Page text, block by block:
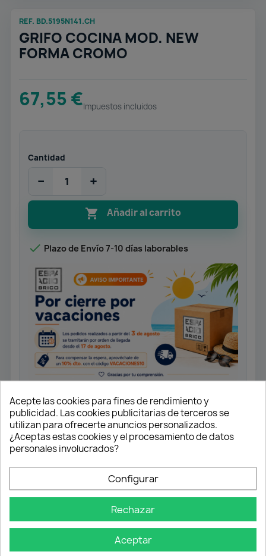
REF. BD.5195N141.CH
GRIFO COCINA MOD. NEW
FORMA CROMO
67,55 €Impuestos incluidos
Cantidad
− +
 Añadir al carrito
 Plazo de Envío 7-10 días laborables
Monomando fregadero caño.
Cartucho de discos cerámicos 40 mm.
con sistema “SWEET MOVE”.
Caño alto giratorio.
Cartucho con ahorro energético.
Conexiones flexibles certificadas
3/8” x 360 mm. de longitud AENOR.
Aireador anti-calcáreo.
Materia prima: LATÓN.
Acepte las cookies para fines de rendimiento y
publicidad. Las cookies publicitarias de terceros se
utilizan para ofrecerte anuncios personalizados.
¿Aceptas estas cookies y el procesamiento de datos
personales involucrados?
Configurar
Rechazar
Aceptar